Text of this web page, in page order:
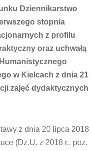
Dziennikarstwo
stopnia
z profilu
oraz uchwałą
w Kielcach z dnia 21
zajęć dydaktycznych
z dnia 20 lipca 2018
(Dz.U. z 2018 r., poz.